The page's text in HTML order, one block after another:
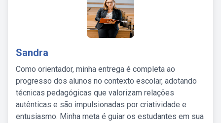
Sandra
Como orientador, minha entrega é completa ao
progresso dos alunos no contexto escolar, adotando
técnicas pedagógicas que valorizam relações
autênticas e são impulsionadas por criatividade e
entusiasmo. Minha meta é guiar os estudantes em sua